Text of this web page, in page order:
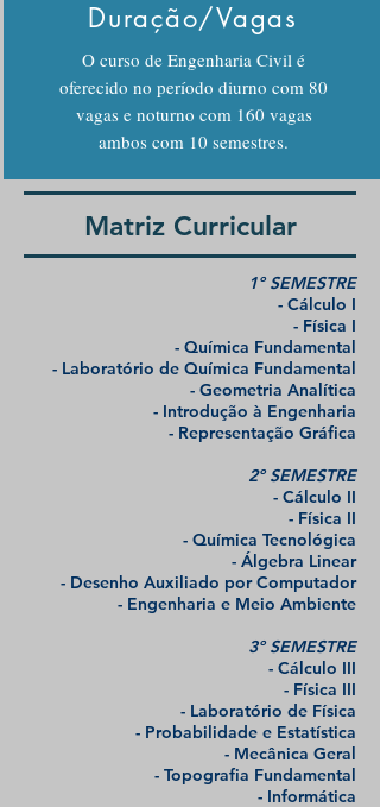
Duração/Vagas
O curso de Engenharia Civil é
oferecido no período diurno com 80
vagas e noturno com 160 vagas
ambos com 10 semestres.
Matriz Curricular
1º SEMESTRE
- Cálculo I
- Física I
- Química Fundamental
- Laboratório de Química Fundamental
- Geometria Analítica
- Introdução à Engenharia
- Representação Gráfica
2º SEMESTRE
- Cálculo II
- Física II
- Química Tecnológica
- Álgebra Linear
- Desenho Auxiliado por Computador
- Engenharia e Meio Ambiente
3º SEMESTRE
- Cálculo III
- Física III
- Laboratório de Física
- Probabilidade e Estatística
- Mecânica Geral
- Topografia Fundamental
- Informática